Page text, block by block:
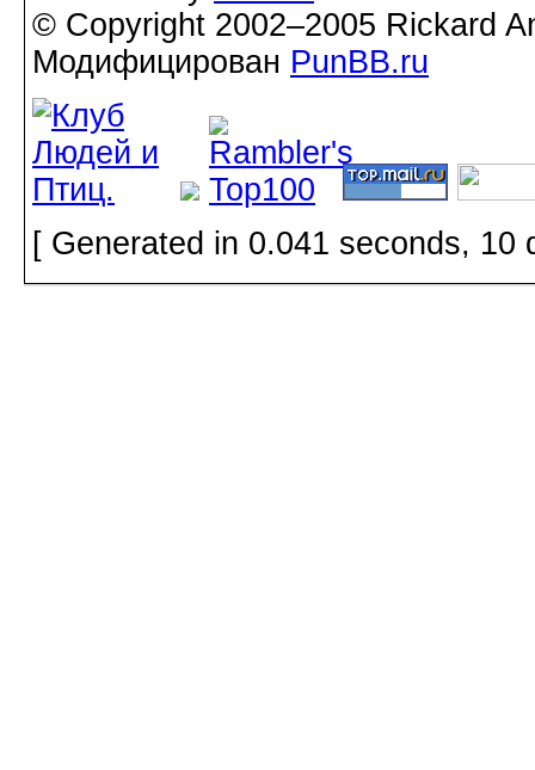
© Copyright 2002–2005 Rickard
Модифицирован PunBB.ru
[ Generated in 0.041 seconds, 10